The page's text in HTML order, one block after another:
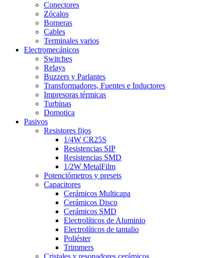
Conectores
Zócalos
Borneras
Cables
Terminales varios
Electromecánicos
Switches
Relays
Buzzers y Parlantes
Transformadores, Fuentes e Inductores
Impresoras térmicas
Turbinas
Domotica
Pasivos
Resistores fijos
1/4W CR25S
Resistencias SIP
Resistencias SMD
1/2W MetalFilm
Potenciómetros y presets
Capacitores
Cerámicos Multicapa
Cerámicos Disco
Cerámicos SMD
Electrolíticos de Aluminio
Electrolíticos de tantalio
Poliéster
Trimmers
Cristales y resonadores cerámicos